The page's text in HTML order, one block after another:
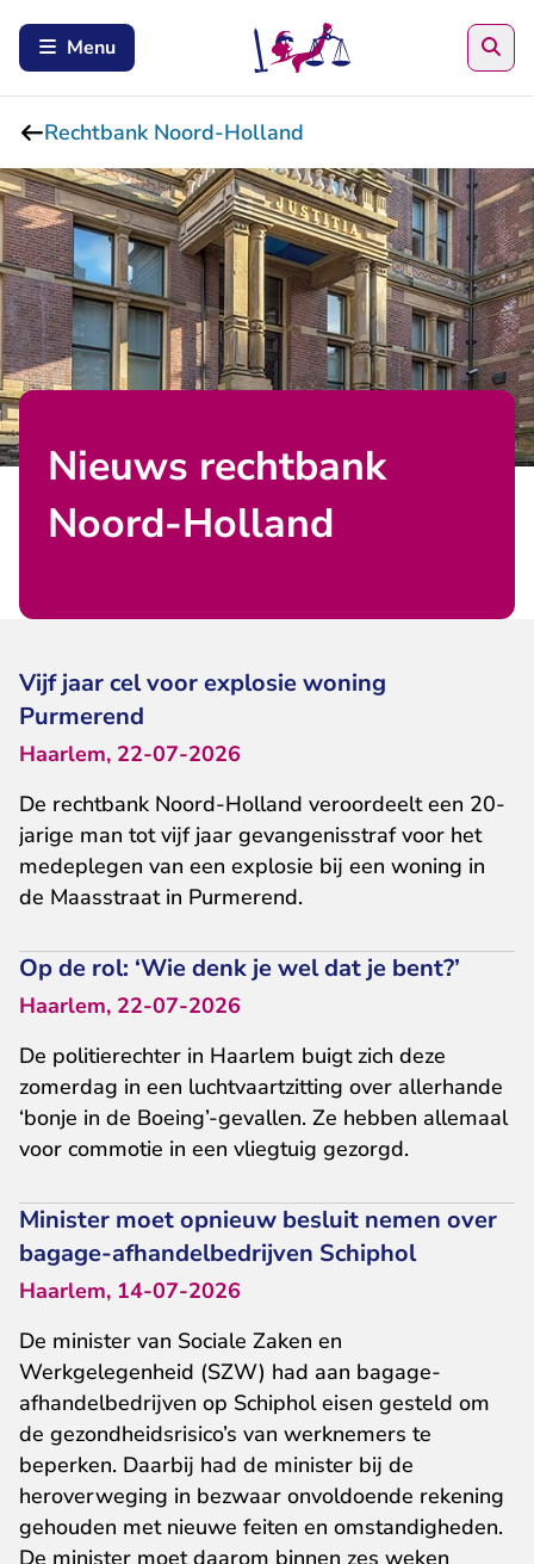
Menu
Rechtbank Noord-Holland
Nieuws rechtbank
Noord-Holland
Vijf jaar cel voor explosie woning
Purmerend
Haarlem, 22-07-2026
De rechtbank Noord-Holland veroordeelt een 20-
jarige man tot vijf jaar gevangenisstraf voor het
medeplegen van een explosie bij een woning in
de Maasstraat in Purmerend.
Op de rol: ‘Wie denk je wel dat je bent?’
Haarlem, 22-07-2026
De politierechter in Haarlem buigt zich deze
zomerdag in een luchtvaartzitting over allerhande
‘bonje in de Boeing’-gevallen. Ze hebben allemaal
voor commotie in een vliegtuig gezorgd.
Minister moet opnieuw besluit nemen over
bagage-afhandelbedrijven Schiphol
Haarlem, 14-07-2026
De minister van Sociale Zaken en
Werkgelegenheid (SZW) had aan bagage-
afhandelbedrijven op Schiphol eisen gesteld om
de gezondheidsrisico’s van werknemers te
beperken. Daarbij had de minister bij de
heroverweging in bezwaar onvoldoende rekening
gehouden met nieuwe feiten en omstandigheden.
De minister moet daarom binnen zes weken